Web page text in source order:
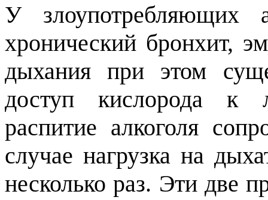
У злоупотребляющих
хронический бронхит,
дыхания при этом
доступ кислорода к
распитие алкоголя
случае нагрузка на
несколько раз. Эти две